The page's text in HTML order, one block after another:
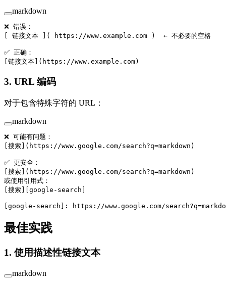
markdown
❌ 错误：
[
链接文本 ]( https://www.example.com )  ← 不必要的空格
✅ 正确：
[链接文本]( https://www.example.com)
3. URL 编码
对于包含特殊字符的 URL：
markdown
❌ 可能有问题：
搜索 ]( https://www.google.com/search?q=markdown )
✅ 更安全：
搜索 ]( https://www.google.com/search?q=markdown )
或使用引用式：
搜索 google-search
google-search ]: https://www.google.com/
最佳实践
1. 使用描述性链接文本
markdown